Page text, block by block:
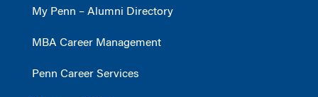
My Penn – Alumni Directory
MBA Career Management
Penn Career Services